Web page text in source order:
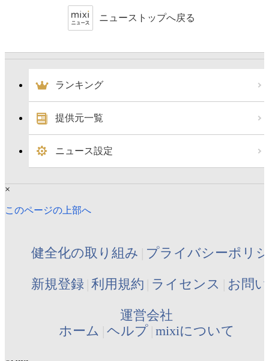
ニューストップへ戻る
ランキング
提供元一覧
ニュース設定
×
このページの上部へ
健全化の取り組み プライバシーポリ
新規登録 利用規約 ライセンス お問
運営会社
ホーム ヘルプ mixiについて